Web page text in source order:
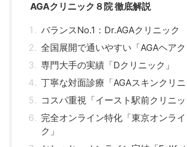
AGAクリニック８院 徹底解説
バランスNo.1：Dr.AGAクリニック
全国展開で通いやすい「AGAヘアク
専門大手の実績「Dクリニック」
丁寧な対面診療「AGAスキンクリニ
コスパ重視「イースト駅前クリニッ
完全オンライン特化「東京オンラ
ク」